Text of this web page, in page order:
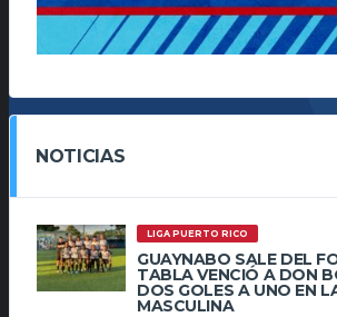
NOTICIAS
LIGA PUERTO RICO
GUAYNABO SALE DEL
TABLA VENCIÓ A DON
DOS GOLES A UNO EN
MASCULINA